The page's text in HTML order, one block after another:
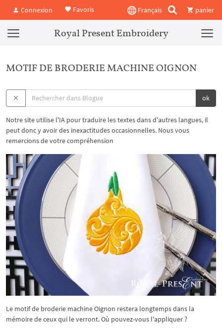
Connexion Favoris Français panier
Royal Present Embroidery
MOTIF DE BRODERIE MACHINE OIGNON
ok
Notre site utilise l'IA pour traduire les textes dans d'autres langues, il
peut donc y avoir des inexactitudes occasionnelles. Nous vous
remercions de votre compréhension
Le motif de broderie machine Oignon restera longtemps dans la
mémoire de ceux qui le verront. Où pouvez-vous l'appliquer ?